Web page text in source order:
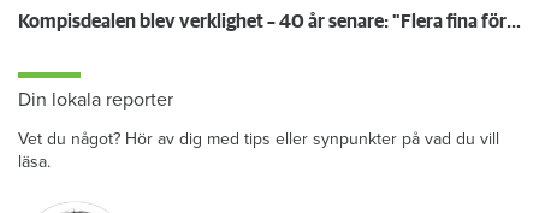
Kompisdealen blev verklighet – 40 år senare: "Flera fina fördelar med att dela bostad"
Din lokala reporter
Vet du något? Hör av dig med tips eller synpunkter på vad du vill
läsa.